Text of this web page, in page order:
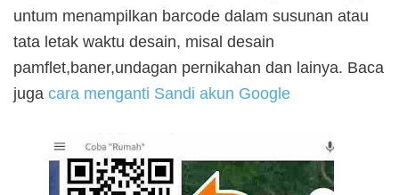
untum menampilkan barcode dalam susunan atau
tata letak waktu desain, misal desain
pamflet,baner,undagan pernikahan dan lainya. Baca
juga cara menganti Sandi akun Google